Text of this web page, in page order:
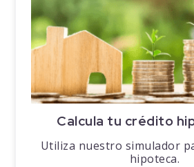
Calcula tu crédito
Utiliza nuestro simulador
hipoteca.